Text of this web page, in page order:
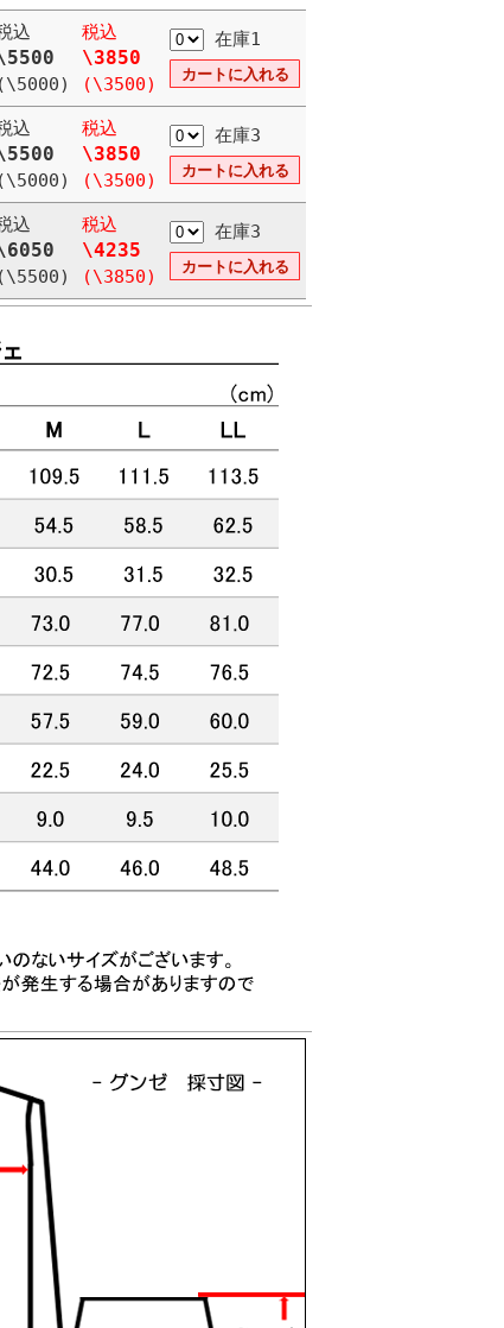
込
(\5000)
税込
\3850
(\3500)
在庫1
込
(\5000)
税込
\3850
(\3500)
在庫3
込
(\5500)
税込
\4235
(\3850)
在庫3